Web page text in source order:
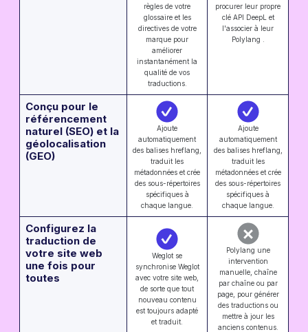
règles de votre
glossaire et les
directives de votre
marque pour
améliorer
instantanément la
qualité de vos
traductions.
procurer leur propre
clé API DeepL et
l'associer à leur
Polylang .
Conçu pour le
référencement
naturel (SEO) et la
géolocalisation
(GEO)
Ajoute
automatiquement
des balises hreflang,
traduit les
métadonnées et crée
des sous-répertoires
spécifiques à
chaque langue.
Ajoute
automatiquement
des balises hreflang,
traduit les
métadonnées et crée
des sous-répertoires
spécifiques à
chaque langue.
Configurez la
traduction de
votre site web
une fois pour
toutes
Weglot se
synchronise Weglot
avec votre site web,
de sorte que tout
nouveau contenu
est toujours adapté
et traduit.
Polylang une
intervention
manuelle, chaîne
par chaîne ou par
page, pour générer
des traductions ou
mettre à jour les
anciens contenus.